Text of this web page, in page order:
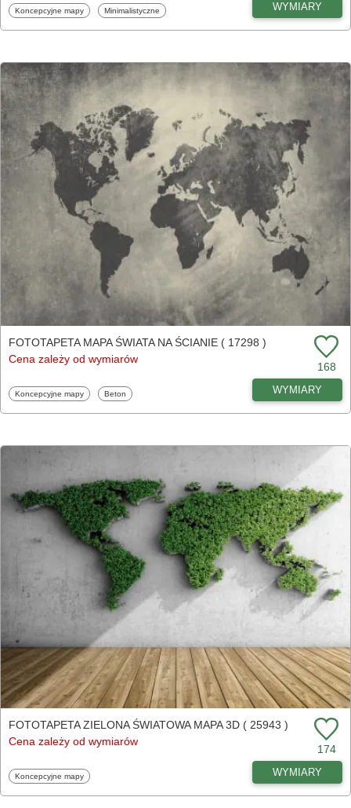
Fototapety
Koncepcyjne mapy Fototapety
Minimalistyczne WYMIARY
FOTOTAPETA MAPA ŚWIATA NA ŚCIANIE ( 17298 )
Cena zależy od wymiarów
168
Fototapety
Koncepcyjne mapy Fototapety
Beton WYMIARY
FOTOTAPETA ZIELONA ŚWIATOWA MAPA 3D ( 25943 )
Cena zależy od wymiarów
174
Fototapety
Koncepcyjne mapy WYMIARY